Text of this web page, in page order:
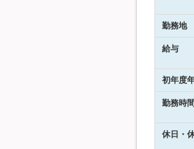
勤務地
給与
初年度
勤務時間
休日・